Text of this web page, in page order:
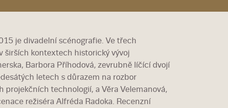
je divadelní scénografie. Ve třech
širších kontextech historický vývoj
Barbora Příhodová, zevrubně líčící dvojí
letech s důrazem na rozbor
technologií, a Věra Velemanová,
režiséra Alfréda Radoka. Recenzní